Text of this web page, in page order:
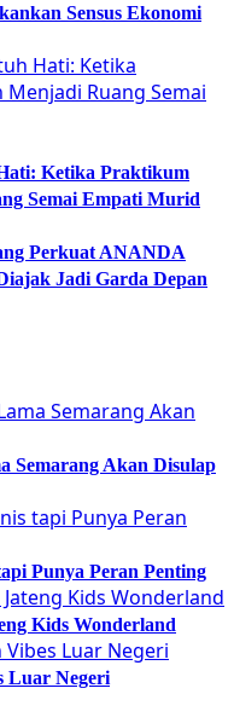
Sensus Ekonomi
Ketika Praktikum
Semai Empati Murid
Perkuat ANANDA
Jadi Garda Depan
Semarang Akan Disulap
Punya Peran Penting
Kids Wonderland
Luar Negeri